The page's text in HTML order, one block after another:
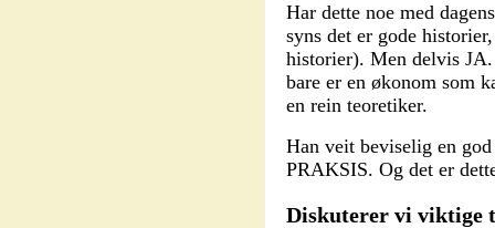
Har dette noe med
syns det er gode
historier). Men delvis
bare er en økonom som
en rein teoretiker.
Han veit beviselig en
PRAKSIS. Og det er
Diskuterer vi viktige